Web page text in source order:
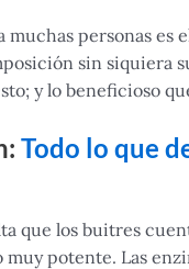
muchas personas es
sin siquiera
y lo beneficioso
Todo lo que
que los buitres
potente. Las